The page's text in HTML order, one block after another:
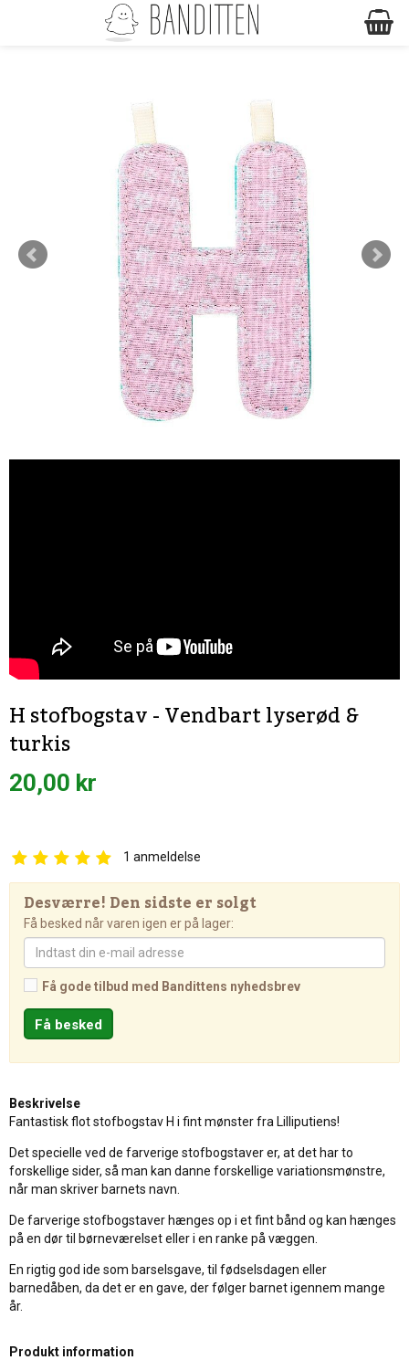
H stofbogstav - Vendbart lyserød &
turkis
20,00 kr
1 anmeldelse
Desværre! Den sidste er solgt
Få besked når varen igen er på lager:
Få gode tilbud med Bandittens nyhedsbrev
Beskrivelse
Fantastisk flot stofbogstav H i fint mønster fra Lilliputiens!
Det specielle ved de farverige stofbogstaver er, at det har to
forskellige sider, så man kan danne forskellige variationsmønstre,
når man skriver barnets navn.
De farverige stofbogstaver hænges op i et fint bånd og kan hænges
på en dør til børneværelset eller i en ranke på væggen.
En rigtig god ide som barselsgave, til fødselsdagen eller
barnedåben, da det er en gave, der følger barnet igennem mange
år.
Produkt information